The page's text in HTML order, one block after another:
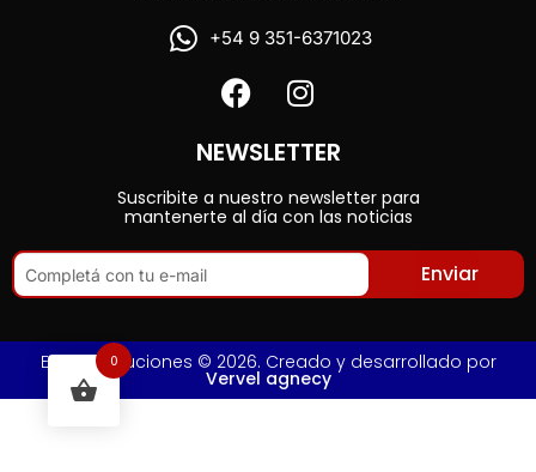
+54 9 351-6371023
NEWSLETTER
Suscribite a nuestro newsletter para
mantenerte al día con las noticias
Enviar
Ero Distribuciones © 2026. Creado y desarrollado por
Vervel agnecy
0